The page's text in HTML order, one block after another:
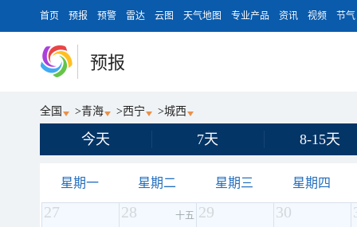
首页 预报 预警 雷达 云图 天气地图 专业产品 资讯 视频 节气
预报
全国 >青海 >西宁 >城西
今天 7天 8-15天
星期一 星期二 星期三 星期四
27 28 十五 29 30